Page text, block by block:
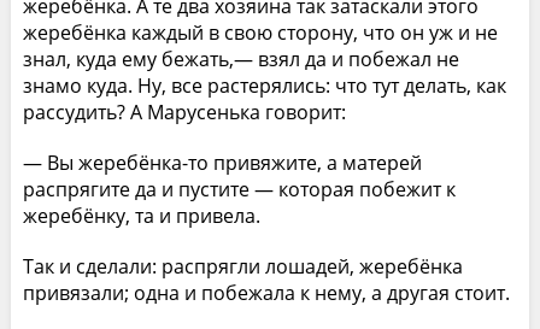
жеребёнка. А те два хозяина так затаскали этого
жеребёнка каждый в свою сторону, что он уж и не
знал, куда ему бежать,— взял да и побежал не
знамо куда. Ну, все растерялись: что тут делать, как
рассудить? А Марусенька говорит:
— Вы жеребёнка-то привяжите, а матерей
распрягите да и пустите — которая побежит к
жеребёнку, та и привела.
Так и сделали: распрягли лошадей, жеребёнка
привязали; одна и побежала к нему, а другая стоит.